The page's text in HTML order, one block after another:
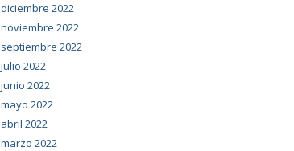
diciembre 2022
noviembre 2022
septiembre 2022
julio 2022
junio 2022
mayo 2022
abril 2022
marzo 2022